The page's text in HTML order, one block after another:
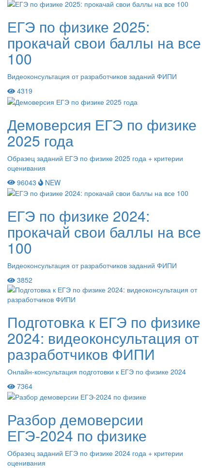
ЕГЭ по физике 2025:
прокачай свои баллы на все
100
Видеоконсультация от разработчиков заданий ФИПИ
4319
Демоверсия ЕГЭ по физике
2025 года
Образец заданий ЕГЭ по физике 2025 года + критерии
оценивания
96043
NEW
ЕГЭ по физике 2024:
прокачай свои баллы на все
100
Видеоконсультация от разработчиков заданий ФИПИ
3852
Подготовка к ЕГЭ по физике
2024: видеоконсультация от
разработчиков ФИПИ
Онлайн-консультация подготовки к ЕГЭ по физике 2024
7364
Разбор демоверсии
ЕГЭ-2024 по физике
Образец заданий ЕГЭ по физике 2024 года + критерии
оценивания